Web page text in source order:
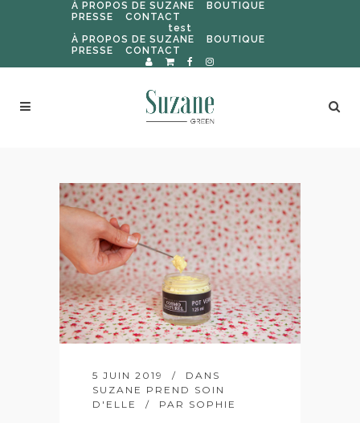
À PROPOS DE SUZANE
BOUTIQUE
PRESSE
CONTACT
test
À PROPOS DE SUZANE
BOUTIQUE
PRESSE
CONTACT
5 JUIN 2019
DANS
SUZANE PREND SOIN
D'ELLE
PAR SOPHIE